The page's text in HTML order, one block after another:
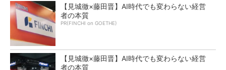
【見城徹×藤田晋】AI時代でも変わらない経営
者の本質
PR(FINCHI on GOETHE)
【見城徹×藤田晋】AI時代でも変わらない経営
者の本質